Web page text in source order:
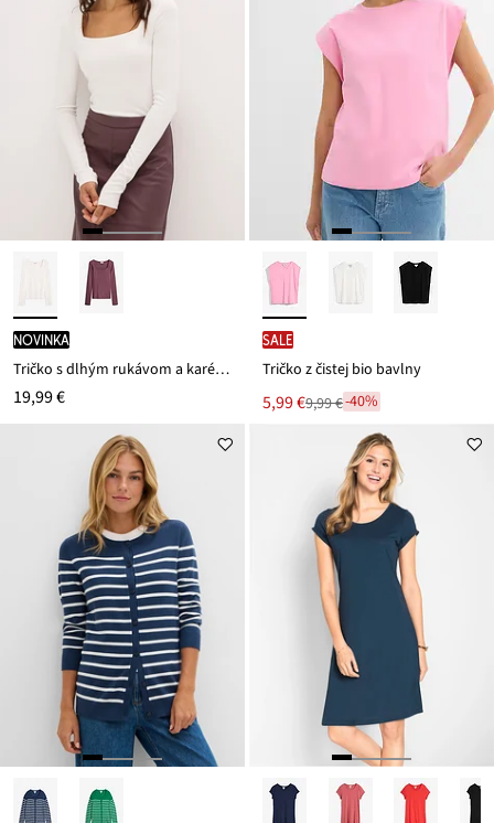
novinka
Tričko s dlhým rukávom a karé výstrihom
19,99 €
SALE
Tričko z čistej bio bavlny
Nová
cena
5,99 €
Zľava9,99 €-40%